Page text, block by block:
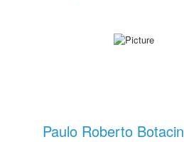
Paulo Roberto Botacin